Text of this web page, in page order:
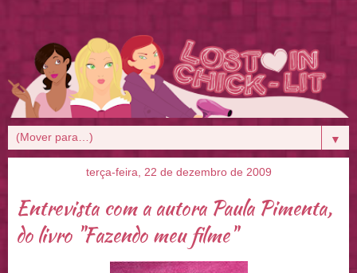
▼
terça-feira, 22 de dezembro de 2009
Entrevista com a autora Paula Pimenta,
do livro "Fazendo meu filme"